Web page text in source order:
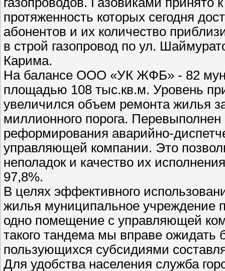
протяженность которых сегодня
абонентов и их количество
в строй газопровод по ул.
Карима.
На балансе ООО «УК ЖФБ» - 82
площадью 108 тыс.кв.м. Уровень
увеличился объем ремонта жилья
миллионного порога.
реформирования аварийно-
управляющей компании. Это
неполадок и качество их
97,8%.
В целях эффективного
жилья муниципальное учреждение
одно помещение с управляющей
такого тандема мы вправе ожидать
пользующихся субсидиями
Для удобства населения служба